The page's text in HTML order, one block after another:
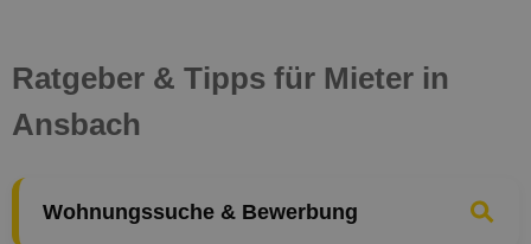
Ratgeber & Tipps für Mieter in
Ansbach
Wohnungssuche & Bewerbung